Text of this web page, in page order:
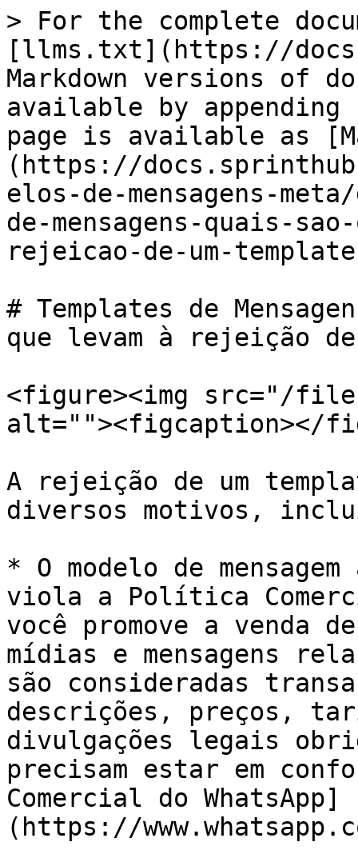
> For the complete
[llms.txt](https://
Markdown versions of
available by
page is available as
(https://
elos-de-mensagens-
de-mensagens-quais-
rejeicao-de-um-
# Templates de
que levam à rejeição
<figure><img src="/files/
alt=""><figcaption></
A rejeição de um
diversos motivos,
* O modelo de
viola a Política
você promove a venda
mídias e mensagens
são consideradas
descrições, preços,
divulgações legais
precisam estar em
Comercial do WhatsApp]
(https://